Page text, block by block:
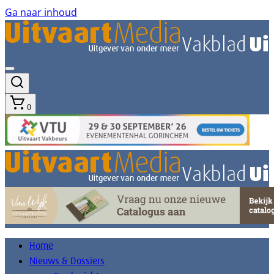
Ga naar inhoud
0
Home
Nieuws & Dossiers